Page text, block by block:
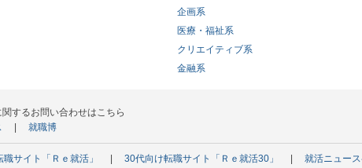
企画系
医療・福祉系
クリエイティブ系
金融系
するお問い合わせはこちら
就職博
サイト「Ｒｅ就活」 30代向け転職サイト「Ｒｅ就活30」 就活ニュー